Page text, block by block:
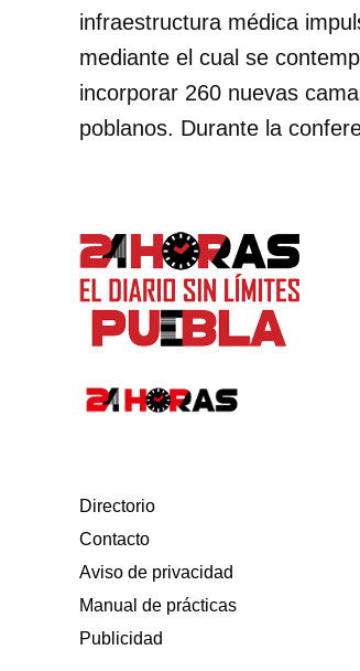
infraestructura médica
mediante el cual se
incorporar 260 nuevas
poblanos. Durante la
Directorio
Contacto
Aviso de privacidad
Manual de prácticas
Publicidad